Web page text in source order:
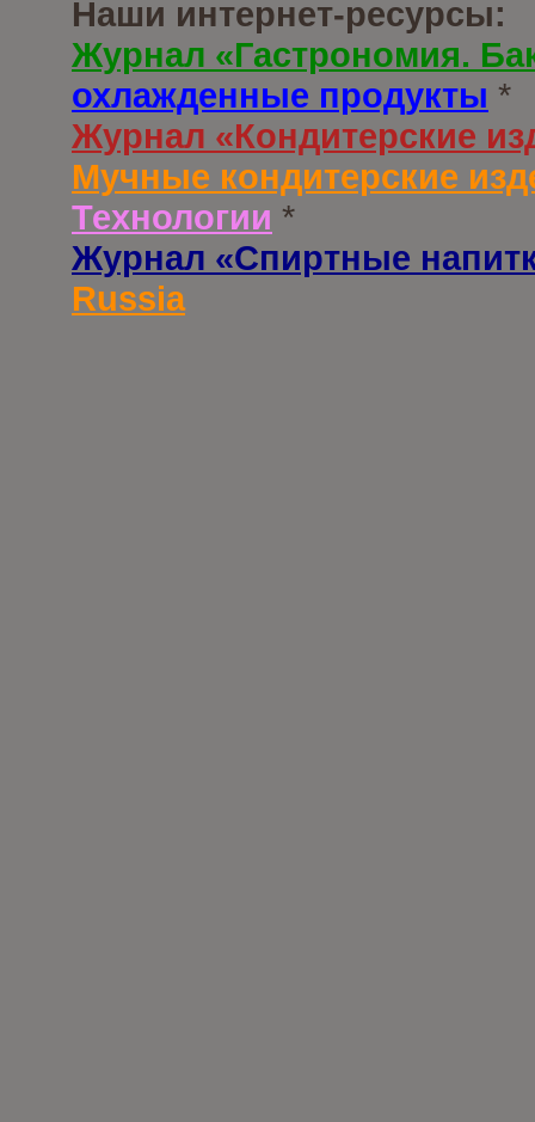
Наши интернет-ресурсы:
Журнал «Гастрономия.
охлажденные продукты *
Журнал «Кондитерские
Мучные кондитерские
Технологии *
Журнал «Спиртные
Russia